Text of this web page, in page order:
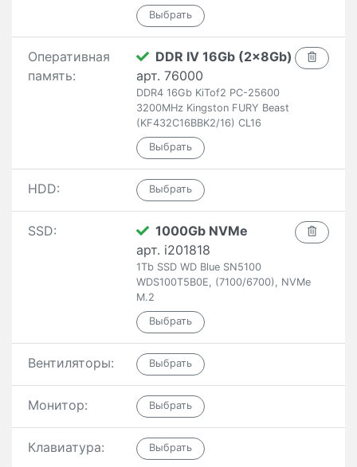
Оперативная
память:
DDR IV 16Gb (2x8Gb)
арт. 76000
DDR4 16Gb KiTof2 PC-25600
3200MHz Kingston FURY Beast
(KF432C16BBK2/16) CL16
HDD:
SSD:
1000Gb NVMe
арт. i201818
1Tb SSD WD Blue SN5100
WDS100T5B0E, (7100/6700), NVMe
M.2
Вентиляторы:
Монитор:
Клавиатура: